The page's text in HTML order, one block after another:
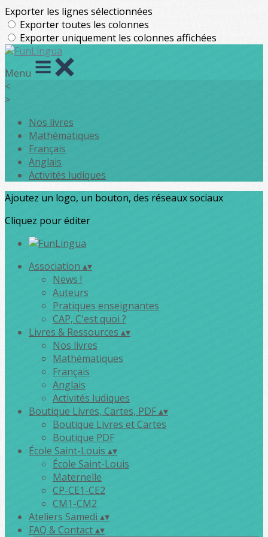
Exporter les lignes sélectionnées
Exporter toutes les colonnes
Exporter uniquement les colonnes affichées
Menu
<
>
Nos livres
Mathématiques
Français
Anglais
Activités ludiques
Ajoutez un logo, un bouton, des réseaux sociaux
Cliquez pour éditer
Association ▴▾
News !
Auteurs
Pratiques enseignantes
CAP, C'est quoi ?
Livres & Ressources ▴▾
Nos livres
Mathématiques
Français
Anglais
Activités ludiques
Boutique Livres, Cartes, PDF▴▾
Boutique Livres et Cartes
Boutique PDF
École Saint-Louis ▴▾
École Saint-Louis
Maternelle
CP-CE1-CE2
CM1-CM2
Ateliers Samedi ▴▾
FAQ & Contact▴▾